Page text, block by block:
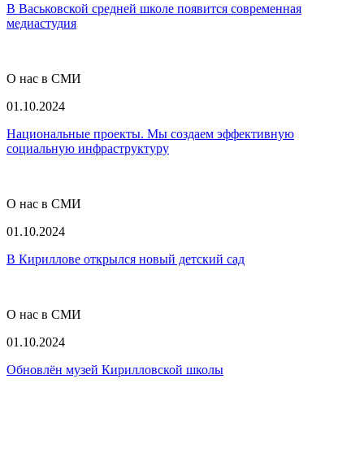
В Васьковской средней школе появится современная
медиастудия
О нас в СМИ
01.10.2024
Национальные проекты. Мы создаем эффективную
социальную инфраструктуру
О нас в СМИ
01.10.2024
В Кириллове открылся новый детский сад
О нас в СМИ
01.10.2024
Обновлён музей Кирилловской школы